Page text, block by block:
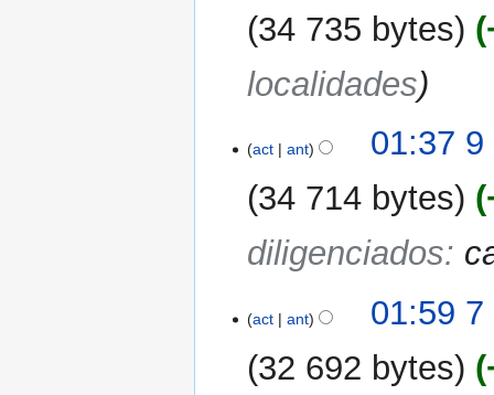
34 735 bytes
localidades
act ant
01:37
34 714 bytes
diligenciados:
mar act ant
01:59
32 692 bytes